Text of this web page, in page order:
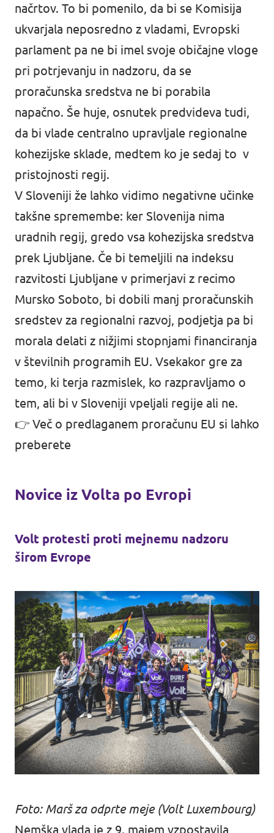
načrtov. To bi pomenilo, da bi se Komisija
ukvarjala neposredno z vladami, Evropski
parlament pa ne bi imel svoje običajne vloge
pri potrjevanju in nadzoru, da se
proračunska sredstva ne bi porabila
napačno. Še huje, osnutek predvideva tudi,
da bi vlade centralno upravljale regionalne
kohezijske sklade, medtem ko je sedaj to v
pristojnosti regij.
V Sloveniji že lahko vidimo negativne učinke
takšne spremembe: ker Slovenija nima
uradnih regij, gredo vsa kohezijska sredstva
prek Ljubljane. Če bi temeljili na indeksu
razvitosti Ljubljane v primerjavi z recimo
Mursko Soboto, bi dobili manj proračunskih
sredstev za regionalni razvoj, podjetja pa bi
morala delati z nižjimi stopnjami financiranja
v številnih programih EU. Vsekakor gre za
temo, ki terja razmislek, ko razpravljamo o
tem, ali bi v Sloveniji vpeljali regije ali ne.
👉 Več o predlaganem proračunu EU si lahko
preberete
Novice iz Volta po Evropi
Volt protesti proti mejnemu nadzoru
širom Evrope
Foto: Marš za odprte meje (Volt Luxembourg)
Nemška vlada je z 9. majem vzpostavila